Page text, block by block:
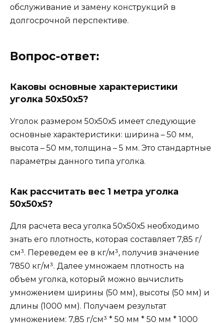
обслуживание и замену конструкций в
долгосрочной перспективе.
Вопрос-ответ:
Каковы основные характеристики
уголка 50х50х5?
Уголок размером 50х50х5 имеет следующие
основные характеристики: ширина – 50 мм,
высота – 50 мм, толщина – 5 мм. Это стандартные
параметры данного типа уголка.
Как рассчитать вес 1 метра уголка
50х50х5?
Для расчета веса уголка 50х50х5 необходимо
знать его плотность, которая составляет 7,85 г/
см³. Переведем ее в кг/м³, получив значение
7850 кг/м³. Далее умножаем плотность на
объем уголка, который можно вычислить
умножением ширины (50 мм), высоты (50 мм) и
длины (1000 мм). Получаем результат
умножением: 7,85 г/см³ * 50 мм * 50 мм * 1000